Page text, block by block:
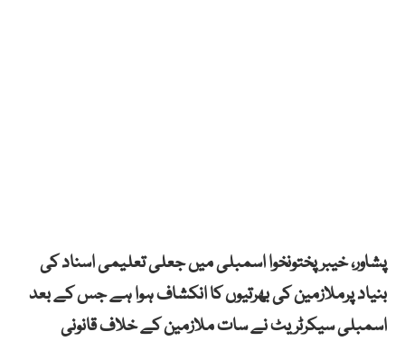
پشاور، خیبرپختونخوا اسمبلی میں جعلی تعلیمی اسناد کی
بنیاد پرملازمین کی بھرتیوں کا انکشاف ہوا ہے جس کے بعد
اسمبلی سیکرٹریٹ نے سات ملازمین کے خلاف قانونی